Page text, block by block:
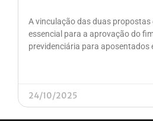
A vinculação das duas propostas
essencial para a aprovação do
previdenciária para aposentados
24/10/2025